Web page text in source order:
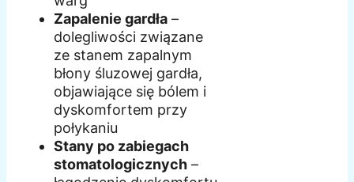
Zapalenie gardła –
dolegliwości związane
ze stanem zapalnym
błony śluzowej gardła,
objawiające się bólem i
dyskomfortem przy
połykaniu
Stany po zabiegach
stomatologicznych –